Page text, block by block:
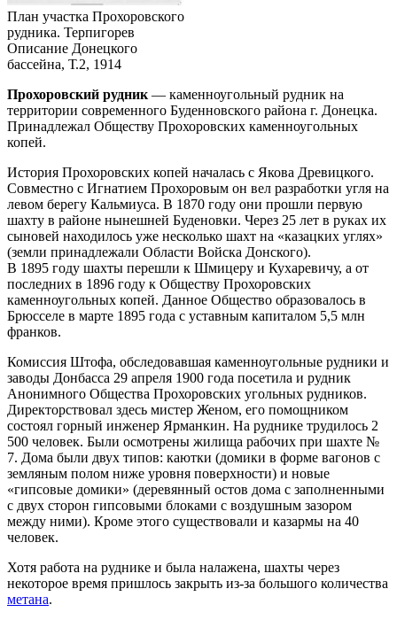
План участка Прохоровского
рудника. Терпигорев
Описание Донецкого
бассейна, Т.2, 1914
Прохоровский рудник — каменноугольный рудник на
территории современного Буденновского района г. Донецка.
Принадлежал Обществу Прохоровских каменноугольных
копей.
История Прохоровских копей началась с Якова Древицкого.
Совместно с Игнатием Прохоровым он вел разработки угля на
левом берегу Кальмиуса. В 1870 году они прошли первую
шахту в районе нынешней Буденовки. Через 25 лет в руках их
сыновей находилось уже несколько шахт на «казацких углях»
(земли принадлежали Области Войска Донского).
В 1895 году шахты перешли к Шмицеру и Кухаревичу, а от
последних в 1896 году к Обществу Прохоровских
каменноугольных копей. Данное Общество образовалось в
Брюсселе в марте 1895 года с уставным капиталом 5,5 млн
франков.
Комиссия Штофа, обследовавшая каменноугольные рудники и
заводы Донбасса 29 апреля 1900 года посетила и рудник
Анонимного Общества Прохоровских угольных рудников.
Директорствовал здесь мистер Женом, его помощником
состоял горный инженер Ярманкин. На руднике трудилось 2
500 человек. Были осмотрены жилища рабочих при шахте №
7. Дома были двух типов: каютки (домики в форме вагонов с
земляным полом ниже уровня поверхности) и новые
«гипсовые домики» (деревянный остов дома с заполненными
с двух сторон гипсовыми блоками с воздушным зазором
между ними). Кроме этого существовали и казармы на 40
человек.
Хотя работа на руднике и была налажена, шахты через
некоторое время пришлось закрыть из-за большого количества
метана.